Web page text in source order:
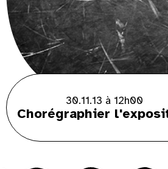
30.11.13 à 12h00
Chorégraphier